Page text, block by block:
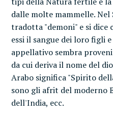
dalle molte mammelle.
tradotta "demoni" e si dice
essi il sangue dei loro figli
appellativo sembra
da cui deriva il nome del
Arabo significa "Spirito
sono gli afrit del moderno
dell'India, ecc.